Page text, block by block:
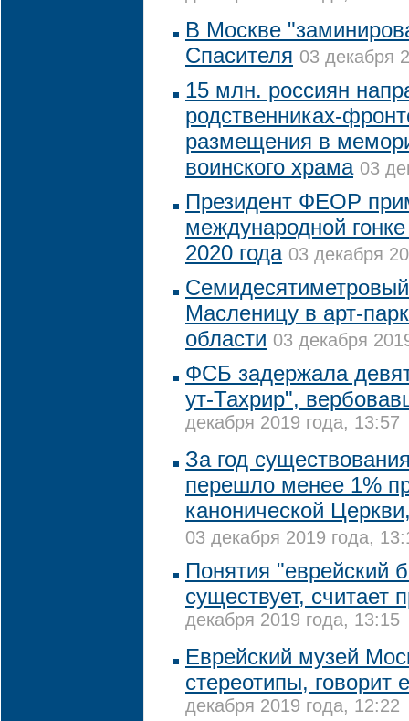
В Москве
Спасителя 03 декабря
15 млн. россиян
родственниках-
размещения в
воинского храма 03
Президент ФЕОР
международной
2020 года 03 декабря
Масленицу в арт-
области 03 декабря
ФСБ задержала
ут-Тахрир",
декабря 2019 года, 13:57
За год
перешло менее 1%
канонической
03 декабря 2019 года,
Понятия "еврейский
существует,
декабря 2019 года, 13:15
Еврейский музей
стереотипы, говорит
декабря 2019 года, 12:22